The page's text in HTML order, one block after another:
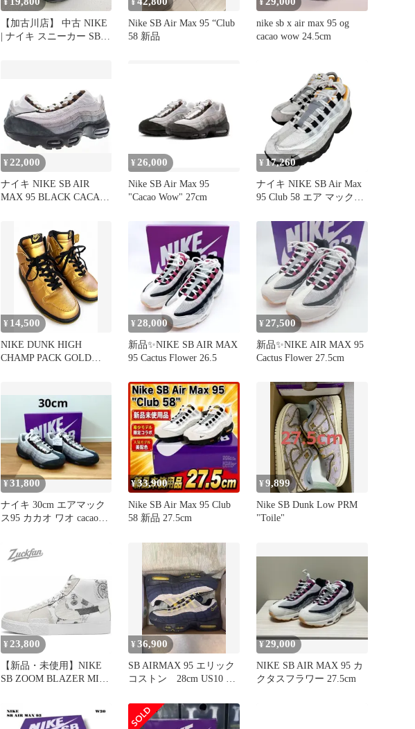
【加古川店】 中古 NIKE
| ナイキ スニーカー SB
Nike SB Air Max 95 “Club
58 新品
nike sb x air max 95 og
cacao wow 24.5cm
¥ 22,000
ナイキ NIKE SB AIR
MAX 95 BLACK CACAO
カカオ ワオ 【ブランド
古着ベクトル】【中古】
▲260523
¥ 26,000
Nike SB Air Max 95
"Cacao Wow" 27cm
¥ 17,260
ナイキ NIKE SB Air Max
95 Club 58 エア マックス
25.5
¥ 14,500
NIKE DUNK HIGH
CHAMP PACK GOLD
¥ 28,000
新品✨NIKE SB AIR MAX
95 Cactus Flower 26.5
¥27,500
新品✨NIKE AIR MAX 95
Cactus Flower 27.5cm
¥31,800
ナイキ 30cm エアマック
ス95 カカオ ワオ cacao
¥33,900
Nike SB Air Max 95 Club
58 新品 27.5cm
¥9,899
Nike SB Dunk Low PRM
"Toile"
¥ 23,800
【新品・未使用】NIKE
SB ZOOM BLAZER MID
キ スニーカー メンズ レ
¥36,900
SB AIRMAX 95 エリック
コストン 28cm US10 新
¥29,000
NIKE SB AIR MAX 95 カ
クタスフラワー 27.5cm